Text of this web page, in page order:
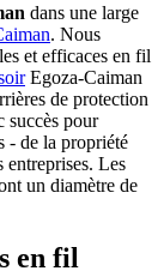
dans une large
. Nous
et efficaces en fil
Egoza-Caiman
de protection
succès pour
- de la propriété
entreprises. Les
un diamètre de
en fil